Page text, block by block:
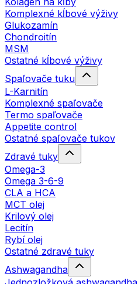
Komplexné kĺbové výživy
Glukozamín
Chondroitín
MSM
Ostatné kĺbové výživy
Spaľovače tuku
L-Karnitín
Komplexné spaľovače
Termo spaľovače
Appetite control
Ostatné spaľovače tukov
Zdravé tuky
Omega-3
Omega 3-6-9
CLA a HCA
MCT olej
Krilový olej
Lecitín
Rybí olej
Ostatné zdravé tuky
Ashwagandha